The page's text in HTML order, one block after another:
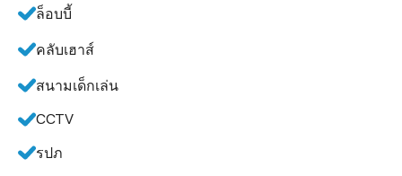
ล็อบบี้
คลับเฮาส์
สนามเด็กเล่น
CCTV
รปภ